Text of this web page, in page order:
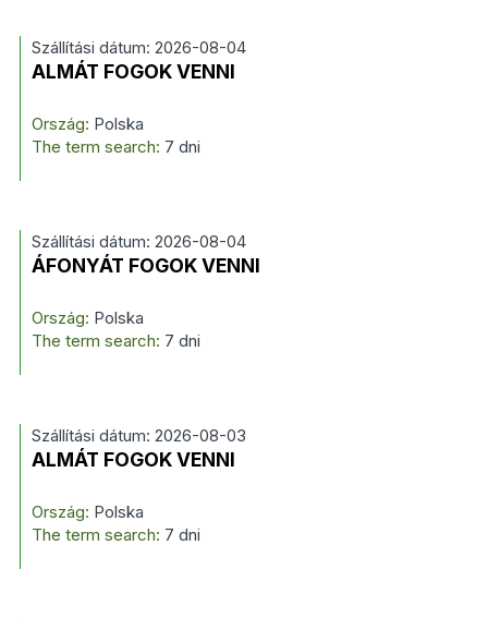
Szállítási dátum: 2026-08-04
ALMÁT FOGOK VENNI
Ország: Polska
The term search: 7 dni
Szállítási dátum: 2026-08-04
ÁFONYÁT FOGOK VENNI
Ország: Polska
The term search: 7 dni
Szállítási dátum: 2026-08-03
ALMÁT FOGOK VENNI
Ország: Polska
The term search: 7 dni